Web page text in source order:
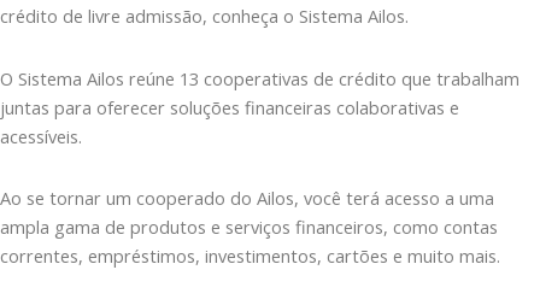
crédito de livre admissão, conheça o Sistema Ailos.
O Sistema Ailos reúne 13 cooperativas de crédito que trabalham
juntas para oferecer soluções financeiras colaborativas e
acessíveis.
Ao se tornar um cooperado do Ailos, você terá acesso a uma
ampla gama de produtos e serviços financeiros, como contas
correntes, empréstimos, investimentos, cartões e muito mais.